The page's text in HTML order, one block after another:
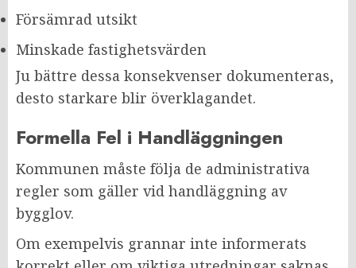
Försämrad utsikt
Minskade fastighetsvärden
Ju bättre dessa konsekvenser dokumenteras,
desto starkare blir överklagandet.
Formella Fel i Handläggningen
Kommunen måste följa de administrativa
regler som gäller vid handläggning av
bygglov.
Om exempelvis grannar inte informerats